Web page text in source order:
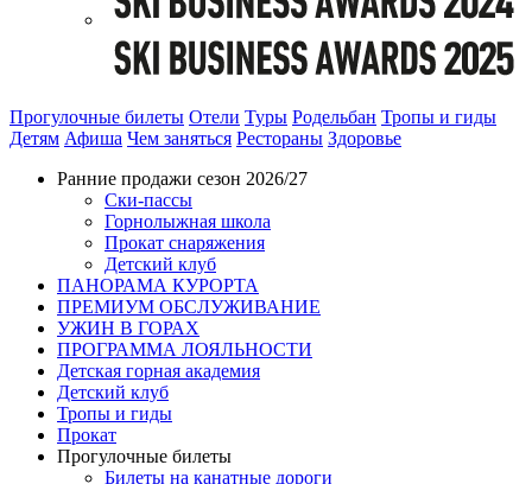
Прогулочные билеты Отели Туры Родельбан Тропы и гиды
Детям Афиша Чем заняться Рестораны Здоровье
Ранние продажи сезон 2026/27
Ски-пассы
Горнолыжная школа
Прокат снаряжения
Детский клуб
ПАНОРАМА КУРОРТА
ПРЕМИУМ ОБСЛУЖИВАНИЕ
УЖИН В ГОРАХ
ПРОГРАММА ЛОЯЛЬНОСТИ
Детская горная академия
Детский клуб
Тропы и гиды
Прокат
Прогулочные билеты
Билеты на канатные дороги